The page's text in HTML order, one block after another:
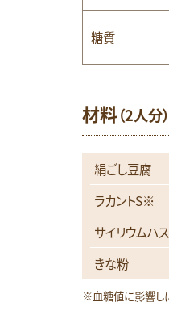
糖質
材料（2人分）
絹ごし豆腐
ラカントS※
サイリウムハ
きな粉
※血糖値に影響し